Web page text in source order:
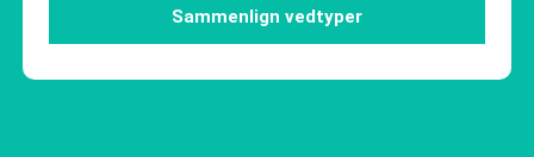
Sammenlign vedtyper